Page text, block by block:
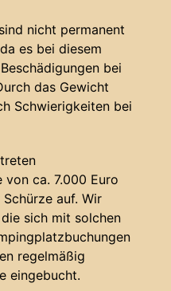
nicht permanent
es bei diesem
bei
das Gewicht
Schwierigkeiten bei
von ca. 7.000 Euro
auf. Wir
sich mit solchen
regelmäßig
eingebucht.